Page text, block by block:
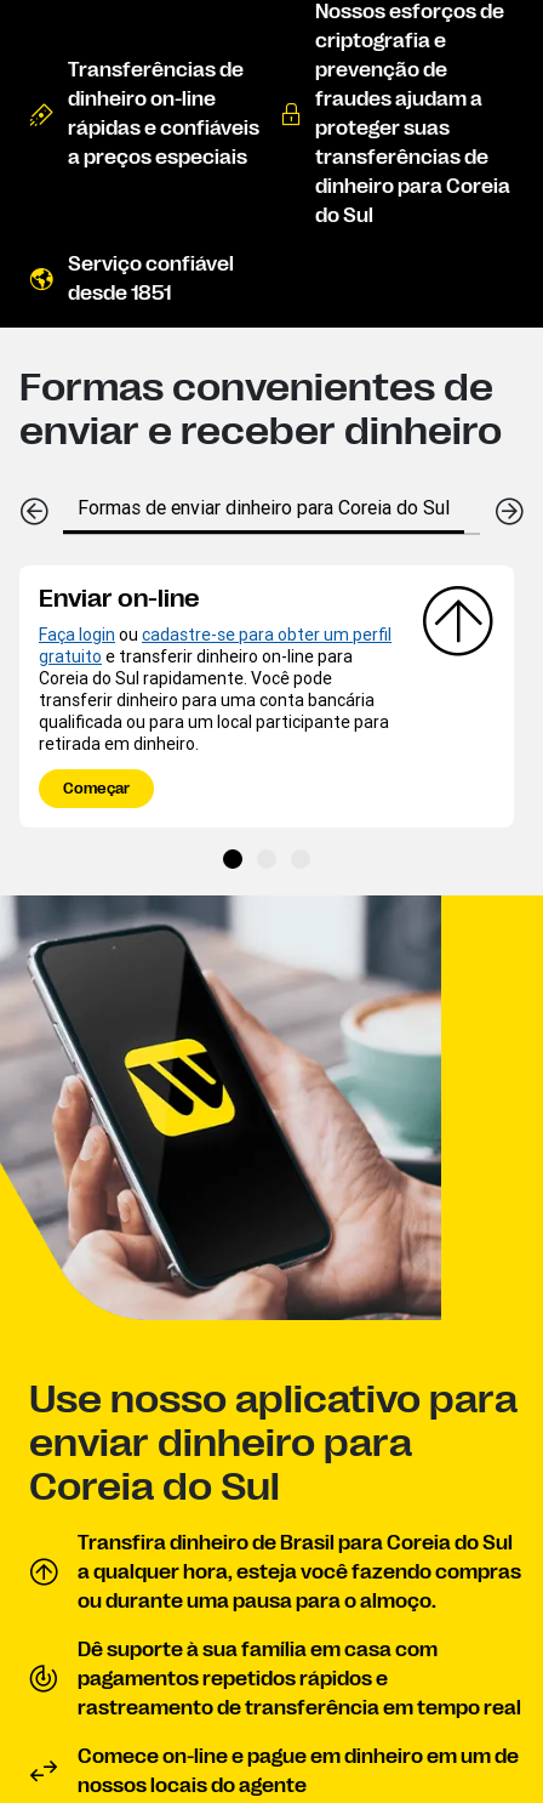
Transferências de
dinheiro on-line
rápidas e confiáveis
a preços especiais
Nossos esforços de
criptografia e
prevenção de
fraudes ajudam a
proteger suas
transferências de
dinheiro para Coreia
do Sul
Serviço confiável
desde 1851
Formas convenientes de
enviar e receber dinheiro
Formas de enviar dinheiro para Coreia do Sul
Enviar on-line
Faça login ou cadastre-se para obter um perfil
gratuito e transferir dinheiro on-line para
Coreia do Sul rapidamente. Você pode
transferir dinheiro para uma conta bancária
qualificada ou para um local participante para
retirada em dinheiro.
Começar
Use nosso aplicativo para
enviar dinheiro para
Coreia do Sul
Transfira dinheiro de Brasil para Coreia do Sul
a qualquer hora, esteja você fazendo compras
ou durante uma pausa para o almoço.
Dê suporte à sua família em casa com
pagamentos repetidos rápidos e
rastreamento de transferência em tempo real
Comece on-line e pague em dinheiro em um de
nossos locais do agente